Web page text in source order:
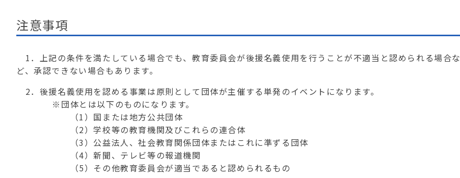
注意事項
1．上記の条件を満たしている場合でも、教育委員会が後援名義使用を行うことが不適当と認められる場合な
ど、承認できない場合もあります。
2．後援名義使用を認める事業は原則として団体が主催する単発のイベントになります。
※団体とは以下のものになります。
（1）国または地方公共団体
（2）学校等の教育機関及びこれらの連合体
（3）公益法人、社会教育関係団体またはこれに準ずる団体
（4）新聞、テレビ等の報道機関
（5）その他教育委員会が適当であると認められるもの